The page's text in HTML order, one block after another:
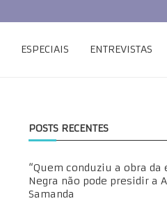
ESPECIAIS ENTREVISTAS
POSTS RECENTES
“Quem conduziu a obra da
Negra não pode presidir a
Samanda